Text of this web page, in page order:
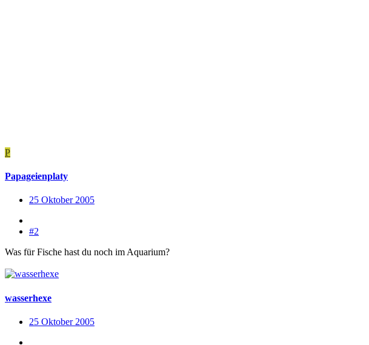
P
Papageienplaty
25 Oktober 2005
#2
Was für Fische hast du noch im Aquarium?
wasserhexe
25 Oktober 2005